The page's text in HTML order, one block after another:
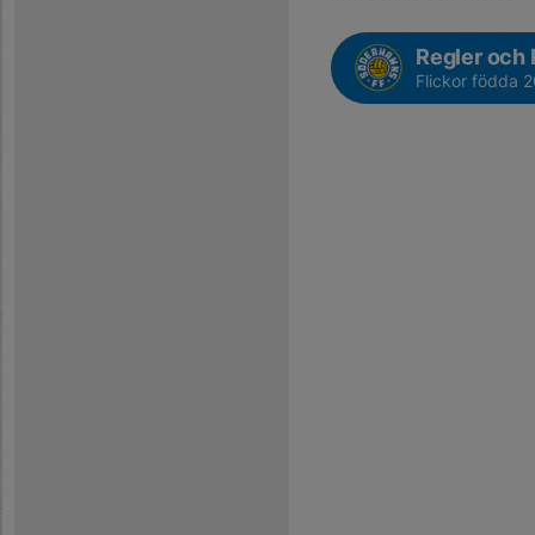
Regler och
Flickor födda